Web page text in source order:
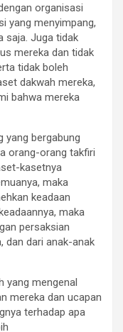
organisasi
yang menyimpang,
saja. Juga tidak
mereka dan tidak
tidak boleh
dakwah mereka,
bahwa mereka
yang bergabung
orang-orang takfiri
kasetnya
maka
keadaan
maka
persaksian
dan dari anak-anak
yang mengenal
mereka dan ucapan
terhadap apa